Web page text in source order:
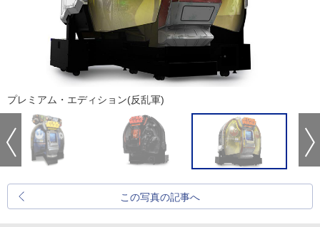
プレミアム・エディション(反乱軍)
この写真の記事へ